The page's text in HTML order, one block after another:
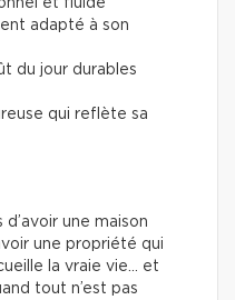
et fluide
adapté à son
du jour durables
qui reflète sa
d’avoir une maison
une propriété qui
la vraie vie… et
tout n’est pas